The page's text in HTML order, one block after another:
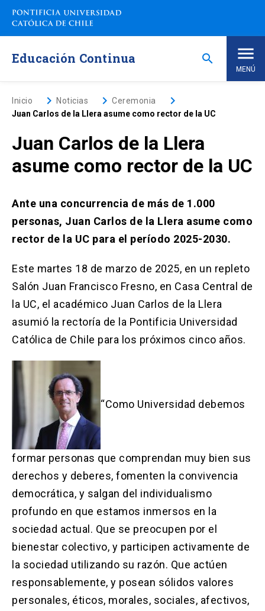
Saltar
contenido
Educación Continua search
MENÚ
Inicio
Programas de Estudio keyboard_arrow_down
Programas Corporativos
Noticias
Solicitud Certificados keyboard_arrow_right
(El
se
abre
en
una
nueva
Portal Empresas (El
enlace
se
abre
una
pestaña)
enlace
abre
en
nueva
Biblioteca launch
enlace
se
abre
en
una
nueva
pestaña)
enlace
nueva
pestaña)
Correo launch
(El
enlace
se
abre
en
una
nueva
pestaña)
Inicio keyboard_arrow_rightNoticias keyboard_arrow_rightCeremonia keyboard_arrow_right
Juan Carlos de la Llera asume como rector de la UC
Juan Carlos de la Llera
asume como rector de la UC
Ante una concurrencia de más de 1.000
personas, Juan Carlos de la Llera asume como
rector de la UC para el período 2025-2030.
Este martes 18 de marzo de 2025, en un repleto
Salón Juan Francisco Fresno, en Casa Central de
la UC, el académico Juan Carlos de la Llera
asumió la rectoría de la Pontificia Universidad
Católica de Chile para los próximos cinco años.
“Como Universidad debemos
formar personas que comprendan muy bien sus
derechos y deberes, fomenten la convivencia
democrática, y salgan del individualismo
profundo en que estamos inmersos en la
sociedad actual. Que se preocupen por el
bienestar colectivo, y participen activamente de
la sociedad utilizando su razón. Que actúen
responsablemente, y posean sólidos valores
personales, éticos, morales, sociales, afectivos,